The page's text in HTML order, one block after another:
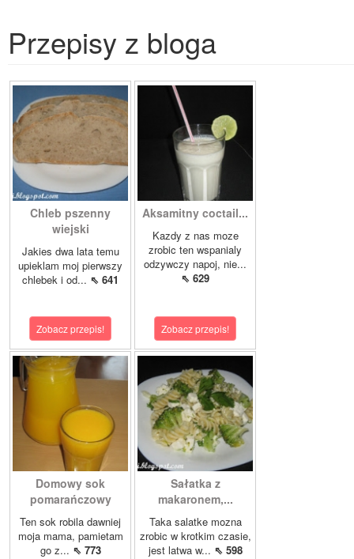
Przepisy z bloga
Chleb pszenny
wiejski
Jakies dwa lata temu
upieklam moj pierwszy
chlebek i od... ⇖ 641
Zobacz przepis!
Aksamitny coctail...
Kazdy z nas moze
zrobic ten wspanialy
odzywczy napoj, nie...
⇖ 629
Zobacz przepis!
Domowy sok
pomarańczowy
Ten sok robila dawniej
moja mama, pamietam
go z... ⇖ 773
Sałatka z
makaronem,...
Taka salatke mozna
zrobic w krotkim czasie,
jest latwa w... ⇖ 598